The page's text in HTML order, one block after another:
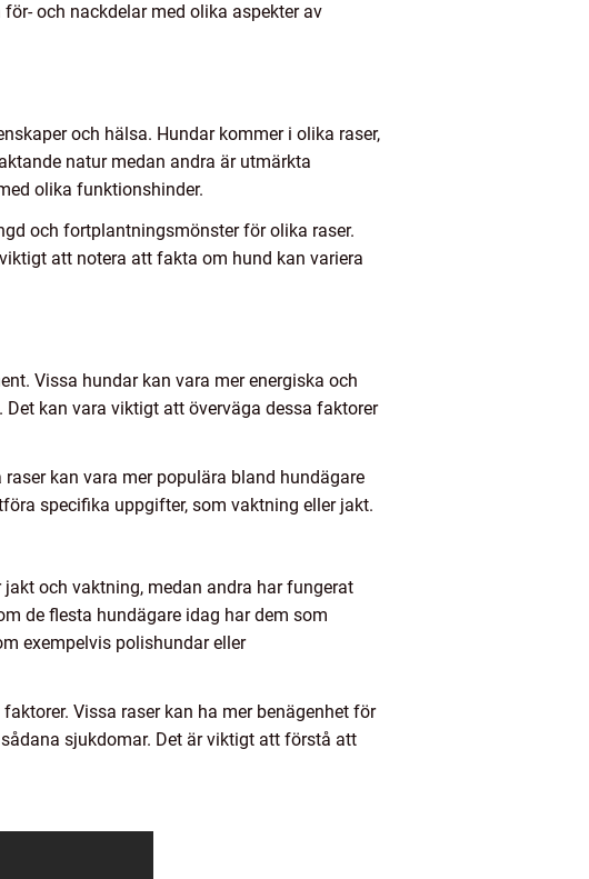
och nackdelar med olika aspekter av
och hälsa. Hundar kommer i olika raser,
natur medan andra är utmärkta
olika funktionshinder.
och fortplantningsmönster för olika raser.
att notera att fakta om hund kan variera
Vissa hundar kan vara mer energiska och
kan vara viktigt att överväga dessa faktorer
kan vara mer populära bland hundägare
specifika uppgifter, som vaktning eller jakt.
och vaktning, medan andra har fungerat
de flesta hundägare idag har dem som
exempelvis polishundar eller
Vissa raser kan ha mer benägenhet för
sjukdomar. Det är viktigt att förstå att